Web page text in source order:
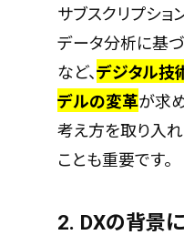
サブスクリプショ
データ分析に基
など、デジタル技
デルの変革が求
考え方を取り入
ことも重要です。
2. DXの背景